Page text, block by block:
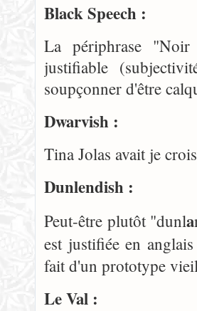
Black Speech :
La périphrase
justifiable
soupçonner d'être
Dwarvish :
Tina Jolas avait je
Dunlendish :
Peut-être plutôt "dunla
est justifiée en
fait d'un prototype
Le Val :